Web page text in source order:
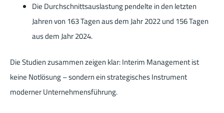
Die Durchschnittsauslastung pendelte in den letzten
Jahren von 163 Tagen aus dem Jahr 2022 und 156 Tagen
aus dem Jahr 2024.
Die Studien zusammen zeigen klar: Interim Management ist
keine Notlösung – sondern ein strategisches Instrument
moderner Unternehmensführung.